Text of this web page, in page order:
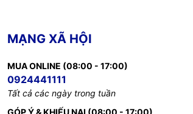
MẠNG XÃ HỘI
MUA ONLINE (08:00 - 17:00)
0924441111
Tất cả các ngày trong tuần